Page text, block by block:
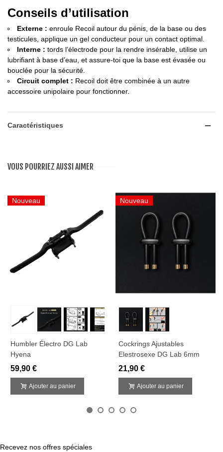
Conseils d’utilisation
Externe : enroule Recoil autour du pénis, de la base ou des
testicules, applique un gel conducteur pour un contact optimal.
Interne : tords l’électrode pour la rendre insérable, utilise un
lubrifiant à base d’eau, et assure-toi que la base est évasée ou
bouclée pour la sécurité.
Circuit complet : Recoil doit être combinée à un autre
accessoire unipolaire pour fonctionner.
Caractéristiques
VOUS POURRIEZ AUSSI AIMER
Nouveau
Humbler Électro DG Lab
Hyena
59,90 €
Ajouter au panier
Nouveau
Cockrings Ajustables
Elestrosexe DG Lab 6mm
21,90 €
Ajouter au panier
Recevez nos offres spéciales